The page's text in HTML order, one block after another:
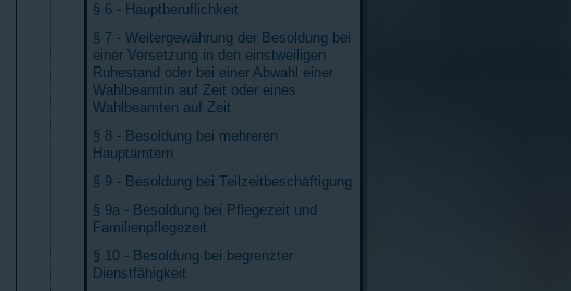
§ 6 - Hauptberuflichkeit
§ 7 - Weitergewährung der Besoldung bei
einer Versetzung in den einstweiligen
Ruhestand oder bei einer Abwahl einer
Wahlbeamtin auf Zeit oder eines
Wahlbeamten auf Zeit
§ 8 - Besoldung bei mehreren
Hauptämtern
§ 9 - Besoldung bei Teilzeitbeschäftigung
§ 9a - Besoldung bei Pflegezeit und
Familienpflegezeit
§ 10 - Besoldung bei begrenzter
Dienstfähigkeit